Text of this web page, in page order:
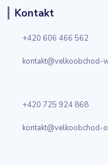
Kontakt
+420 606 466 562
kontakt@velkoobchod-
+420 725 924 868
kontakt@velkoobchod-